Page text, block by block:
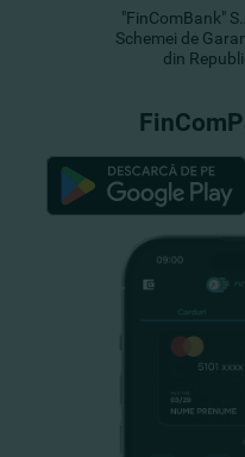
"FinComBank"
Schemei de
din